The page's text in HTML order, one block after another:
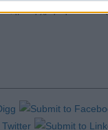
χρήση ουσιών